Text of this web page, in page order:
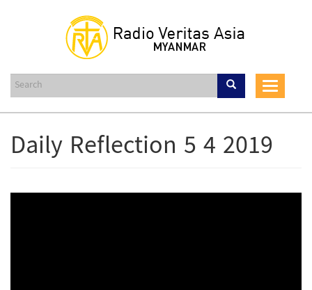
content
Toggle
Daily Reflection 5 4 2019